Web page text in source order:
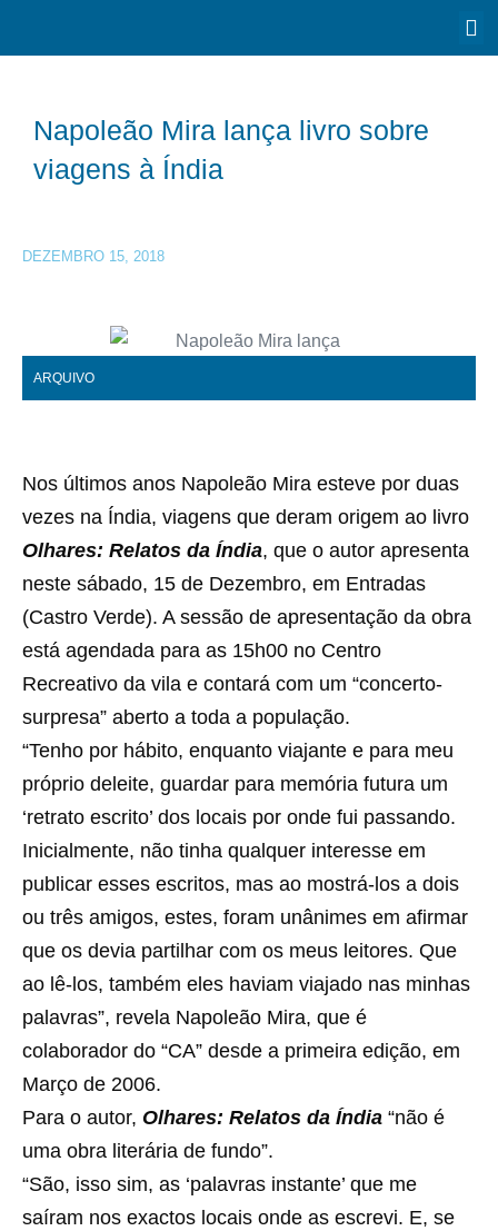
Napoleão Mira lança livro sobre
viagens à Índia
DEZEMBRO 15, 2018
ARQUIVO
Nos últimos anos Napoleão Mira esteve por duas
vezes na Índia, viagens que deram origem ao livro
Olhares: Relatos da Índia, que o autor apresenta
neste sábado, 15 de Dezembro, em Entradas
(Castro Verde). A sessão de apresentação da obra
está agendada para as 15h00 no Centro
Recreativo da vila e contará com um “concerto-
surpresa” aberto a toda a população.
“Tenho por hábito, enquanto viajante e para meu
próprio deleite, guardar para memória futura um
‘retrato escrito’ dos locais por onde fui passando.
Inicialmente, não tinha qualquer interesse em
publicar esses escritos, mas ao mostrá-los a dois
ou três amigos, estes, foram unânimes em afirmar
que os devia partilhar com os meus leitores. Que
ao lê-los, também eles haviam viajado nas minhas
palavras”, revela Napoleão Mira, que é
colaborador do “CA” desde a primeira edição, em
Março de 2006.
Para o autor, Olhares: Relatos da Índia “não é
uma obra literária de fundo”.
“São, isso sim, as ‘palavras instante’ que me
saíram nos exactos locais onde as escrevi. E, se